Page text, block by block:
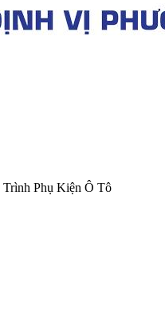
Trình Phụ Kiện Ô Tô